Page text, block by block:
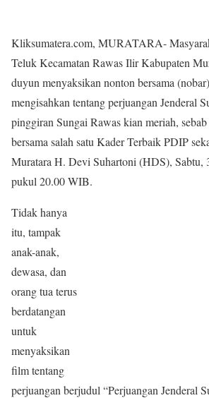
Kliksumatera.com, MURATARA-
Teluk Kecamatan Rawas Ilir Kabupaten
duyun menyaksikan nonton bersama
mengisahkan tentang perjuangan Jenderal
pinggiran Sungai Rawas kian meriah,
bersama salah satu Kader Terbaik PDIP
Muratara H. Devi Suhartoni (HDS), Sabtu,
pukul 20.00 WIB.
Tidak hanya
itu, tampak
anak-anak,
dewasa, dan
orang tua terus
berdatangan
untuk
menyaksikan
film tentang
perjuangan berjudul “Perjuangan Jenderal